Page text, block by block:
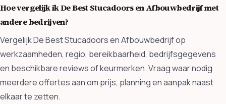
Hoe vergelijk ik De Best Stucadoors en Afbouwbedrijf met
andere bedrijven?
Vergelijk De Best Stucadoors en Afbouwbedrijf op
werkzaamheden, regio, bereikbaarheid, bedrijfsgegevens
en beschikbare reviews of keurmerken. Vraag waar nodig
meerdere offertes aan om prijs, planning en aanpak naast
elkaar te zetten.